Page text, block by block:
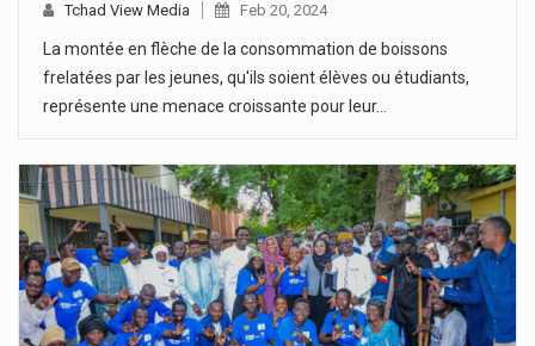
Tchad View Media Feb 20, 2024
La montée en flèche de la consommation de boissons
frelatées par les jeunes, qu'ils soient élèves ou étudiants,
représente une menace croissante pour leur…